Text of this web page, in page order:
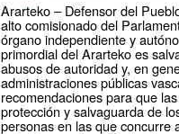
Ararteko – Defensor del
alto comisionado del
órgano independiente y
primordial del Ararteko es
abusos de autoridad y, en
administraciones públicas
recomendaciones para que
protección y salvaguarda de
personas en las que concurre